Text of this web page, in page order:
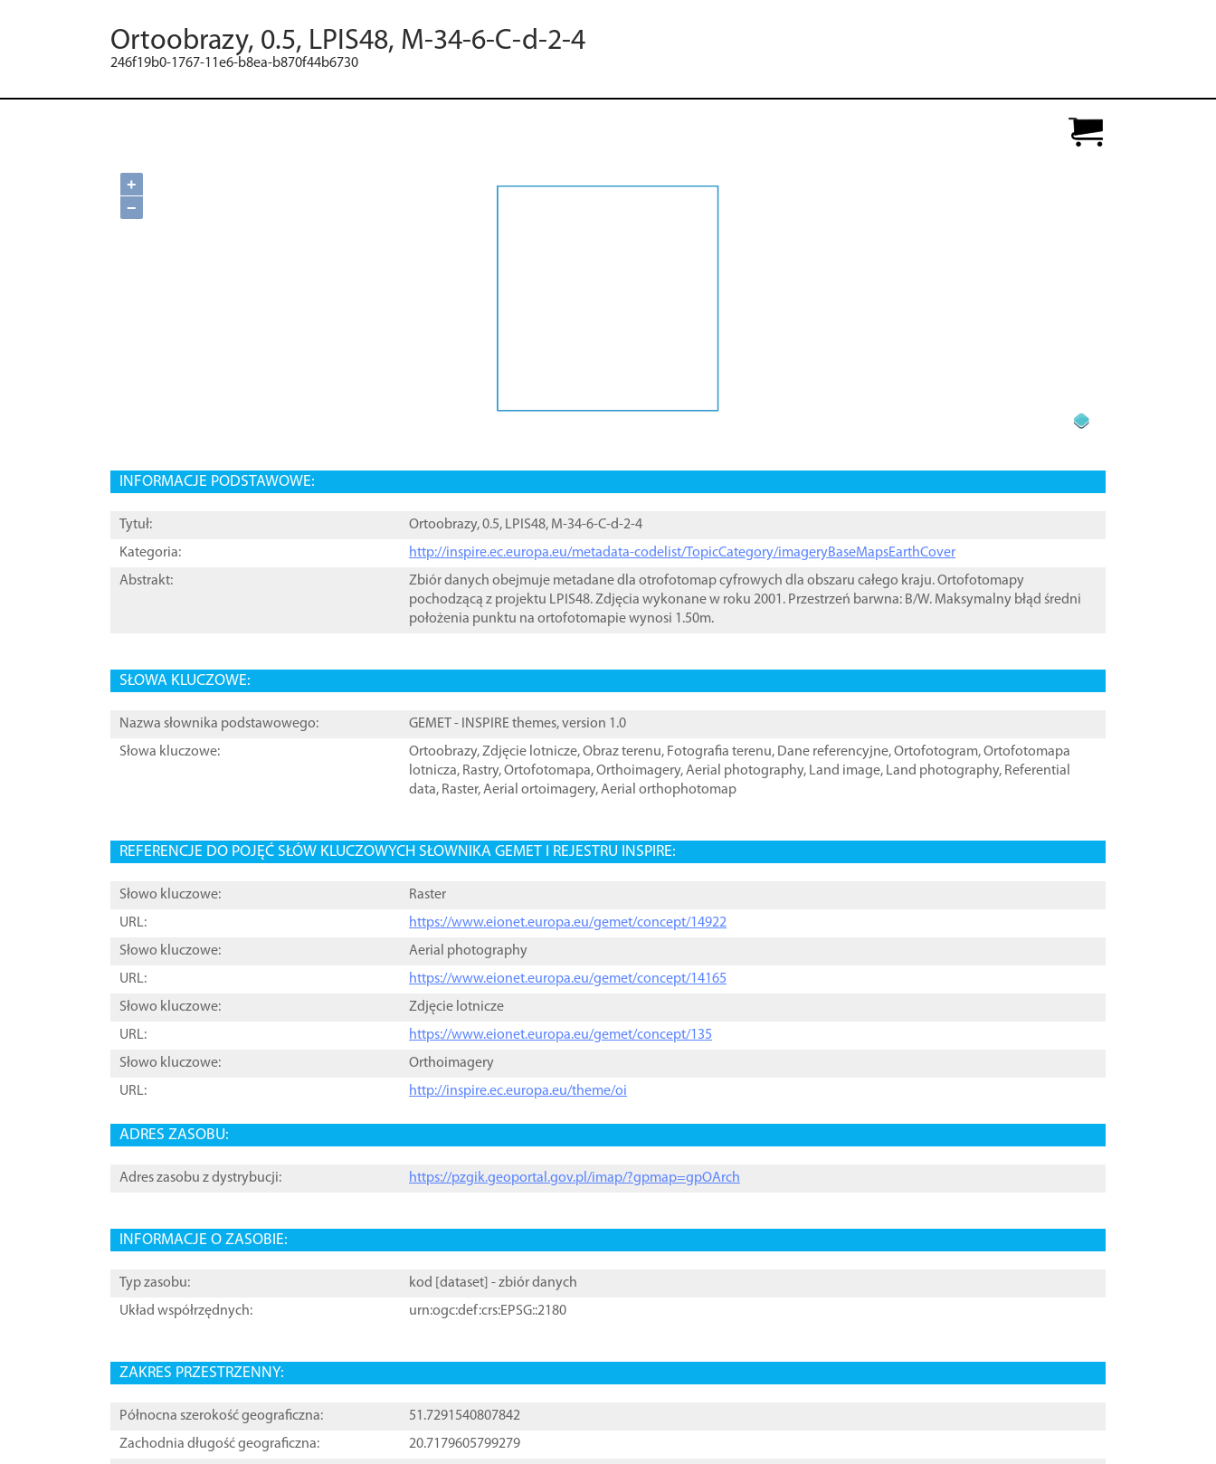
Ortoobrazy, 0.5, LPIS48, M-34-6-C-d-2-4
246f19b0-1767-11e6-b8ea-b870f44b6730
+
−
INFORMACJE PODSTAWOWE:
Tytuł:
Ortoobrazy, 0.5, LPIS48, M-34-6-C-d-2-4
Kategoria:
http://inspire.ec.europa.eu/metadata-codelist/TopicCategory/imageryBaseMapsEarthCover
Abstrakt:
Zbiór danych obejmuje metadane dla otrofotomap cyfrowych dla obszaru całego kraju. Ortofotomapy
pochodzącą z projektu LPIS48. Zdjęcia wykonane w roku 2001. Przestrzeń barwna: B/W. Maksymalny błąd średni
położenia punktu na ortofotomapie wynosi 1.50m.
SŁOWA KLUCZOWE:
Nazwa słownika podstawowego:
GEMET - INSPIRE themes, version 1.0
Słowa kluczowe:
Ortoobrazy,Zdjęcie lotnicze,Obraz terenu, Fotografia terenu, Dane referencyjne,Ortofotogram,Ortofotomapa
lotnicza, Rastry,Ortofotomapa,Orthoimagery,Aerial photography, Land image, Land photography, Referential
data, Raster,Aerial ortoimagery,Aerial orthophotomap
REFERENCJE DO POJĘĆ SŁÓW KLUCZOWYCH SŁOWNIKA GEMET I REJESTRU INSPIRE:
Słowo kluczowe:
Raster
URL:
https://www.eionet.europa.eu/gemet/concept/14922
Słowo kluczowe:
Aerial photography
URL:
https://www.eionet.europa.eu/gemet/concept/14165
Słowo kluczowe:
Zdjęcie lotnicze
URL:
https://www.eionet.europa.eu/gemet/concept/135
Słowo kluczowe:
Orthoimagery
URL:
http://inspire.ec.europa.eu/theme/oi
ADRES ZASOBU:
Adres zasobu z dystrybucji: https://pzgik.geoportal.gov.pl/imap/?gpmap=gpOArch
INFORMACJE O ZASOBIE:
Typ zasobu: kod [ dataset ] - zbiór danych
Układ współrzędnych:
urn:ogc:def:crs:EPSG::2180
ZAKRES PRZESTRZENNY:
Północna szerokość geograficzna:
51.7291540807842
Zachodnia długość geograficzna:
20.7179605799279